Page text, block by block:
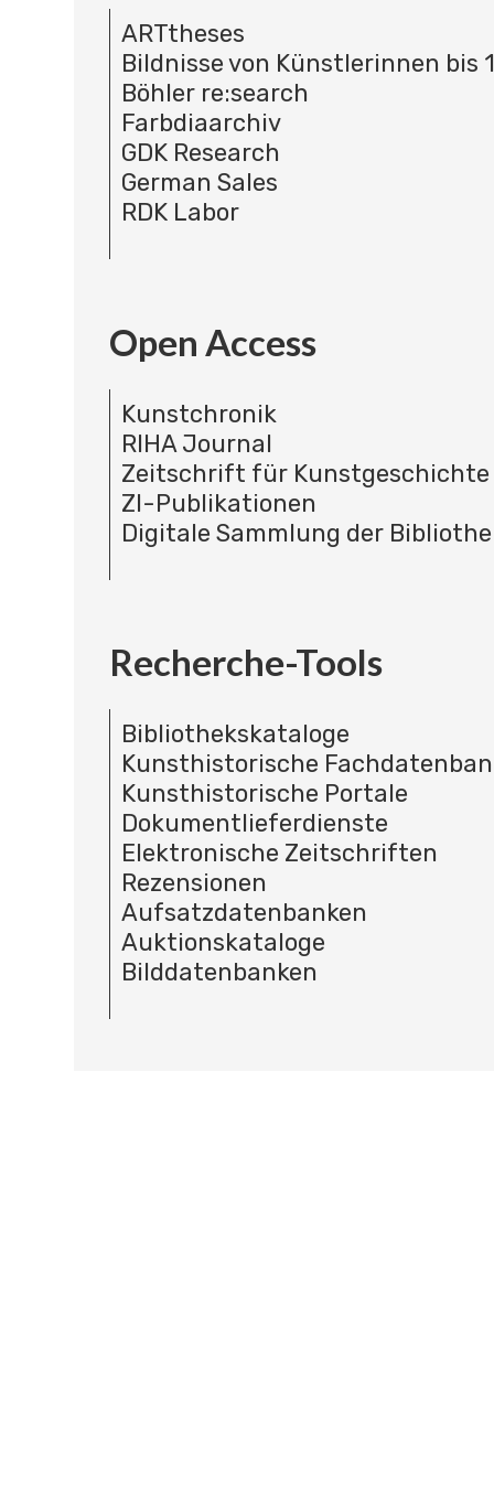
ARTtheses
Bildnisse von Künstlerinnen bis
Böhler re:search
Farbdiaarchiv
GDK Research
German Sales
RDK Labor
Open Access
Kunstchronik
RIHA Journal
Zeitschrift für Kunstgeschichte
ZI-Publikationen
Digitale Sammlung der
Recherche-Tools
Bibliothekskataloge
Kunsthistorische
Kunsthistorische Portale
Dokumentlieferdienste
Elektronische Zeitschriften
Rezensionen
Aufsatzdatenbanken
Auktionskataloge
Bilddatenbanken